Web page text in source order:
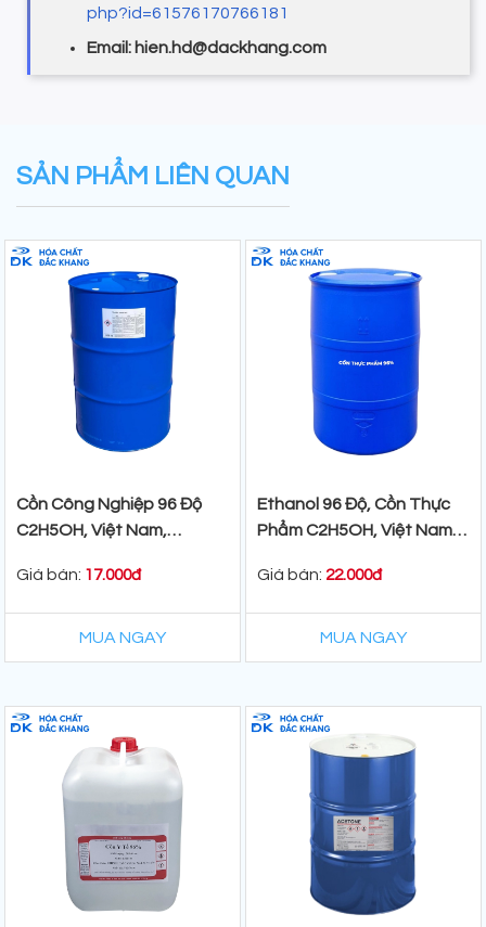
php?id=61576170766181
Email: hien.hd@dackhang.com
SẢN PHẨM LIÊN QUAN
Cồn Công Nghiệp 96 Độ
C2H5OH, Việt Nam,
Giá bán: 17.000đ
MUA NGAY
Ethanol 96 Độ, Cồn Thực
Phẩm C2H5OH, Việt Nam,
Giá bán: 22.000đ
MUA NGAY